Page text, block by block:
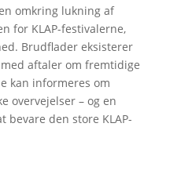
omkring lukning af
for KLAP-festivalerne,
Brudflader eksisterer
aftaler om fremtidige
kan informeres om
overvejelser – og en
den store KLAP-